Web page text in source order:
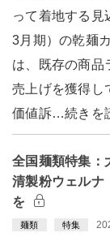
って着地する見
3月期）の乾麺
は、既存の商品
売上げを獲得し
価値訴…続きを
全国麺類特集：
清製粉ウェル
を
麺類 特集